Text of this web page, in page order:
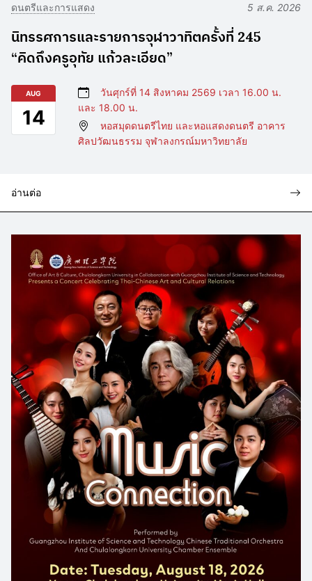
ดนตรีและการแสดง 5 ส.ค. 2026
นิทรรศการและรายการจุฬาวาทิตครั้งที่ 245
“คิดถึงครูอุทัย แก้วละเอียด”
AUG
14
วันศุกร์ที่ 14 สิงหาคม 2569 เวลา 16.00 น.
และ 18.00 น.
หอสมุดดนตรีไทย และหอแสดงดนตรี อาคาร
ศิลปวัฒนธรรม จุฬาลงกรณ์มหาวิทยาลัย
อ่านต่อ